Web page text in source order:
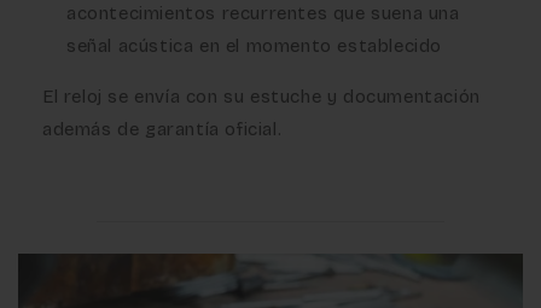
acontecimientos recurrentes que suena una
señal acústica en el momento establecido
El reloj se envía con su estuche y documentación
además de garantía oficial.